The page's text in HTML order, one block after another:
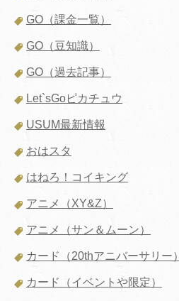
GO（課金一覧）
GO（豆知識）
GO（過去記事）
Let`sGoピカチュウ
USUM最新情報
おはスタ
はねろ！コイキング
アニメ（XY&Z）
アニメ（サン＆ムーン）
カード（20thアニバーサリー）
カード（イベントや限定）